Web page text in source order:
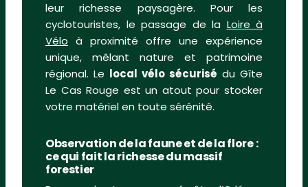
leur richesse paysagère. Pour les
cyclotouristes, le passage de la Loire à
Vélo à proximité offre une expérience
unique, mêlant nature et patrimoine
régional. Le local vélo sécurisé du Gîte
Le Cas Rouge est un atout pour stocker
votre matériel en toute sérénité.
Observation de la faune et de la flore :
ce qui fait la richesse du massif
forestier